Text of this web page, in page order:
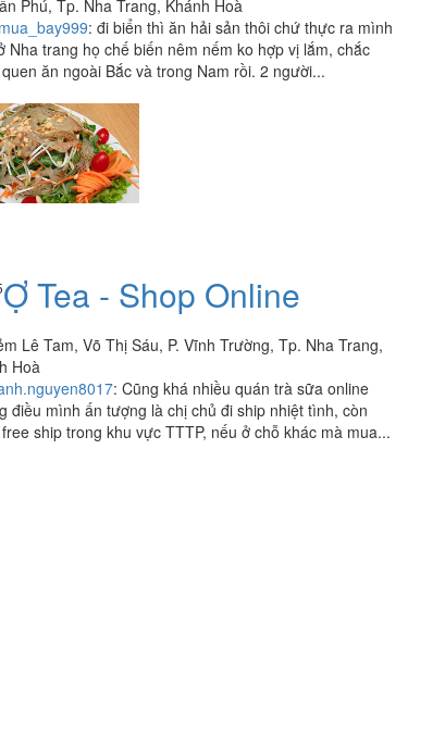
Phú, Tp. Nha Trang, Khánh Hoà
: đi biển thì ăn hải sản thôi chứ thực ra mình
Nha trang họ chế biến nêm nếm ko hợp vị lắm, chắc
ăn ngoài Bắc và trong Nam rồi. 2 người...
Ợ Tea - Shop Online
Lê Tam, Võ Thị Sáu, P. Vĩnh Trường, Tp. Nha Trang,
Hoà
: Cũng khá nhiều quán trà sữa online
điều mình ấn tượng là chị chủ đi ship nhiệt tình, còn
ship trong khu vực TTTP, nếu ở chỗ khác mà mua...